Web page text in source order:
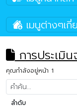
เมนูต่างๆเ
การประเมิน
คุณกำลังอยู่หน้า 1
ลำดับ